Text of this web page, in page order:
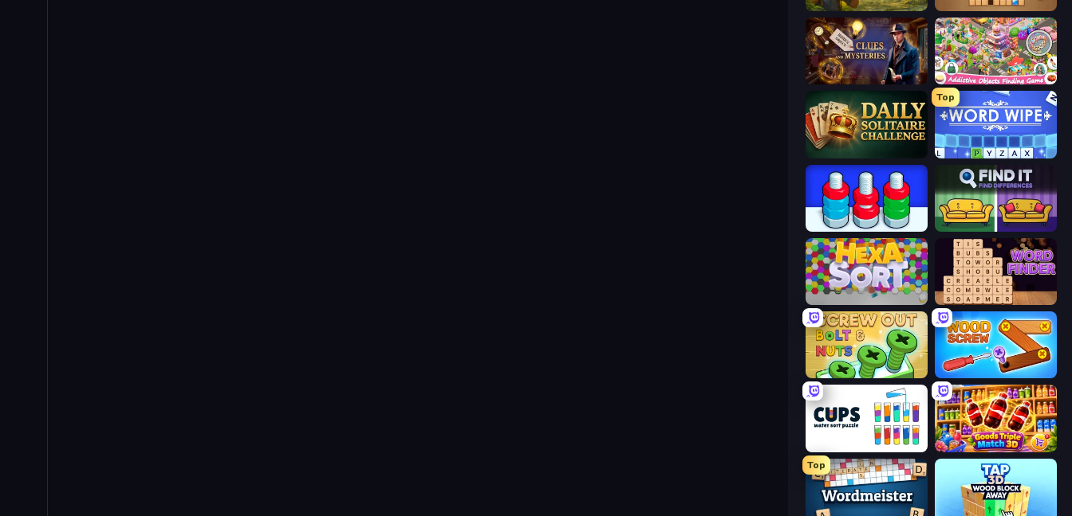
Hidden Objects: Island Secrets Wood Block Journey
Hidden Object: Clues and Mysteries Scavenger Hunt - Hidden Items
Top
Word Wipe
Find It - Find The Differences
Word Finder
Screw Out: Bolts and Nuts Wood Screw: Bolts Puzzle
Cups - Water Sort Puzzle Goods Triple Match 3D
Top